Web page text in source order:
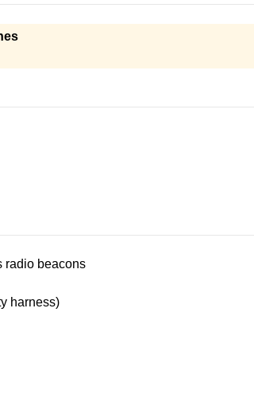
radio beacons
harness)